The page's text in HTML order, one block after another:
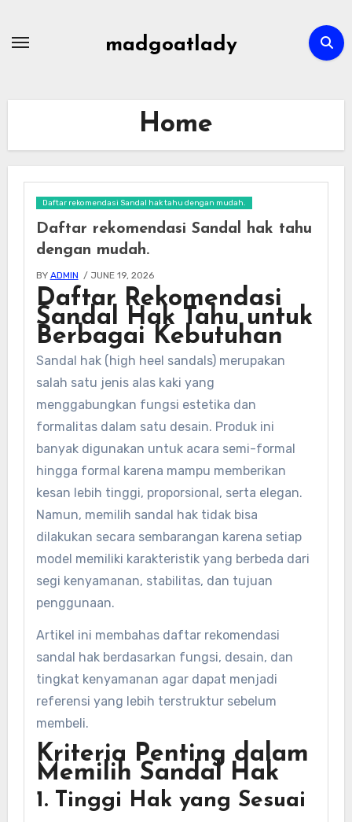
madgoatlady
Home
Daftar rekomendasi Sandal hak tahu dengan mudah.
Daftar rekomendasi Sandal hak tahu
dengan mudah.
BY ADMIN / JUNE 19, 2026
Daftar Rekomendasi
Sandal Hak Tahu untuk
Berbagai Kebutuhan
Sandal hak (high heel sandals) merupakan
salah satu jenis alas kaki yang
menggabungkan fungsi estetika dan
formalitas dalam satu desain. Produk ini
banyak digunakan untuk acara semi-formal
hingga formal karena mampu memberikan
kesan lebih tinggi, proporsional, serta elegan.
Namun, memilih sandal hak tidak bisa
dilakukan secara sembarangan karena setiap
model memiliki karakteristik yang berbeda dari
segi kenyamanan, stabilitas, dan tujuan
penggunaan.
Artikel ini membahas daftar rekomendasi
sandal hak berdasarkan fungsi, desain, dan
tingkat kenyamanan agar dapat menjadi
referensi yang lebih terstruktur sebelum
membeli.
Kriteria Penting dalam
Memilih Sandal Hak
1. Tinggi Hak yang Sesuai